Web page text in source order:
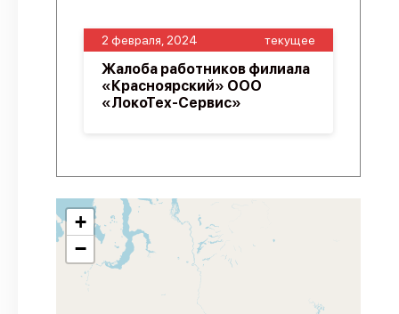
2 февраля, 2024 текущее
Жалоба работников филиала
«Красноярский» ООО
«ЛокоТех-Сервис»
+
−